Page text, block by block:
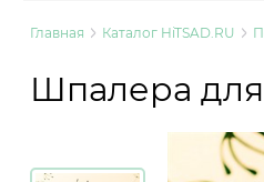
Главная Каталог HiTSAD.RU
Шпалера для